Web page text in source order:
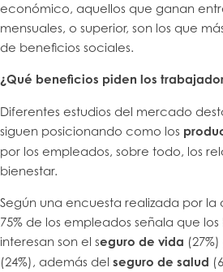
económico, aquellos que ganan
mensuales, o superior, son los que
de beneficios sociales.
¿Qué beneficios piden los
Diferentes estudios del mercado
siguen posicionando como los
por los empleados, sobre todo, los
bienestar.
Según una encuesta realizada por la
75% de los empleados señala que
interesan son el seguro de vida
(24%), además del seguro de salud